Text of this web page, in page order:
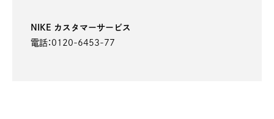
NIKE カスタマーサービス
電話：0120-6453-77